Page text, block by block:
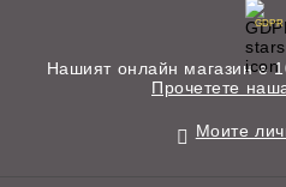
GDPR
Нашият онлайн магазин е
Прочетете
Моите